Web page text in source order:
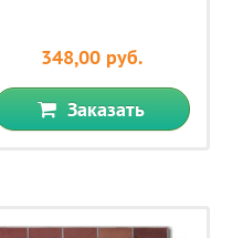
348,00 руб.
Заказать